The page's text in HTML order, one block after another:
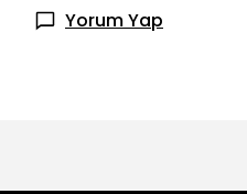
Yorum Yap